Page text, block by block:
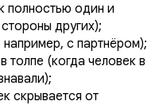
полностью один и
других);
например, с партнёром);
толпе (когда человек в
скрывается от